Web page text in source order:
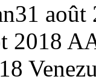
31
2018